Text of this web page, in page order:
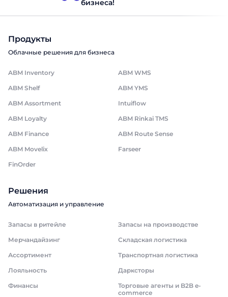
бизнеса!
Продукты
Облачные решения для бизнеса
ABM Inventory
ABM WMS
ABM Shelf
ABM YMS
ABM Assortment
Intuiflow
ABM Loyalty
ABM Rinkai TMS
ABM Finance
ABM Route Sense
ABM Movelix
Farseer
FinOrder
Решения
Автоматизация и управление
Запасы в ритейле
Запасы на производстве
Мерчандайзинг
Складская логистика
Ассортимент
Транспортная логистика
Лояльность
Дарксторы
Финансы
Торговые агенты и B2B e-
commerce